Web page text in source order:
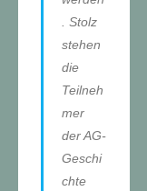
. Stolz
stehen
die
Teilneh
mer
der AG-
Geschi
chte